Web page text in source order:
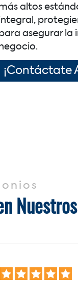
altos
asegurar la
¡Contáctate